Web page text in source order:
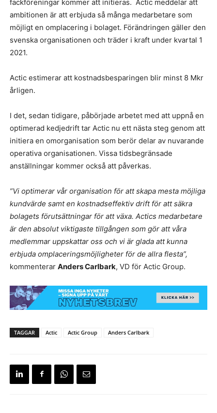
fackföreningar kommer att initieras. Actic meddelar att
ambitionen är att erbjuda så många medarbetare som
möjligt en omplacering i bolaget. Förändringen gäller den
svenska organisationen och träder i kraft under kvartal 1
2021.
Actic estimerar att kostnadsbesparingen blir minst 8 Mkr
årligen.
I det, sedan tidigare, påbörjade arbetet med att uppnå en
optimerad kedjedrift tar Actic nu ett nästa steg genom att
initiera en omorganisation som berör delar av nuvarande
operativa organisationen. Vissa tidsbegränsade
anställningar kommer också att påverkas.
”Vi optimerar vår organisation för att skapa mesta möjliga
kundvärde samt en kostnadseffektiv drift för att säkra
bolagets förutsättningar för att växa. Actics medarbetare
är den absolut viktigaste tillgången som gör att våra
medlemmar uppskattar oss och vi är glada att kunna
erbjuda omplaceringsmöjligheter för de allra flesta”,
kommenterar Anders Carlbark, VD för Actic Group.
TAGGAR Actic Actic Group Anders Carlbark